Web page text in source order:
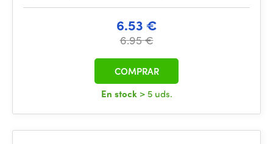
6.53 €
6.95 €
En stock > 5 uds.
COMPRAR